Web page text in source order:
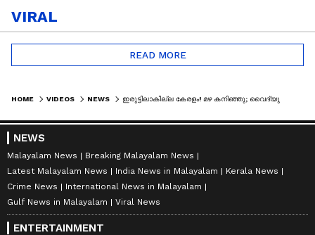
VIRAL
READ MORE
HOME VIDEOS NEWS
NEWS
Malayalam News
Breaking Malayalam News
Latest Malayalam News
India News in Malayalam
Kerala News
Crime News
International News in Malayalam
Gulf News in Malayalam
Viral News
ENTERTAINMENT